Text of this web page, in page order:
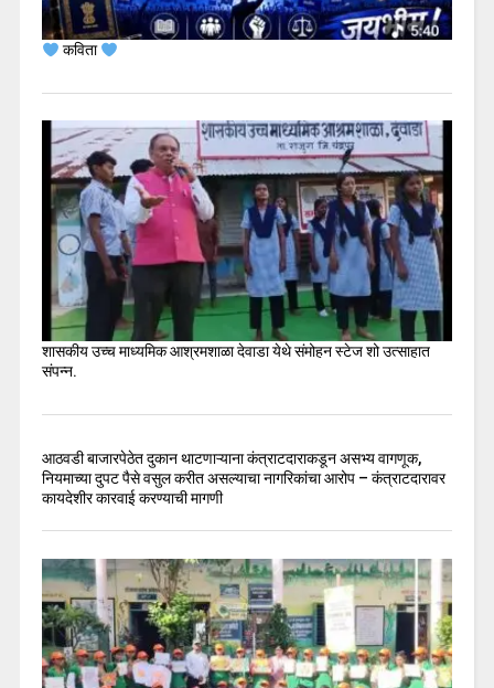
कविता
शासकीय उच्च माध्यमिक आश्रमशाळा देवाडा येथे संमोहन स्टेज शो उत्साहात
संपन्न.
आठवडी बाजारपेठेत दुकान थाटणाऱ्याना कंत्राटदाराकडून असभ्य वागणूक,
नियमाच्या दुपट पैसे वसुल करीत असल्याचा नागरिकांचा आरोप – कंत्राटदारावर
कायदेशीर कारवाई करण्याची मागणी